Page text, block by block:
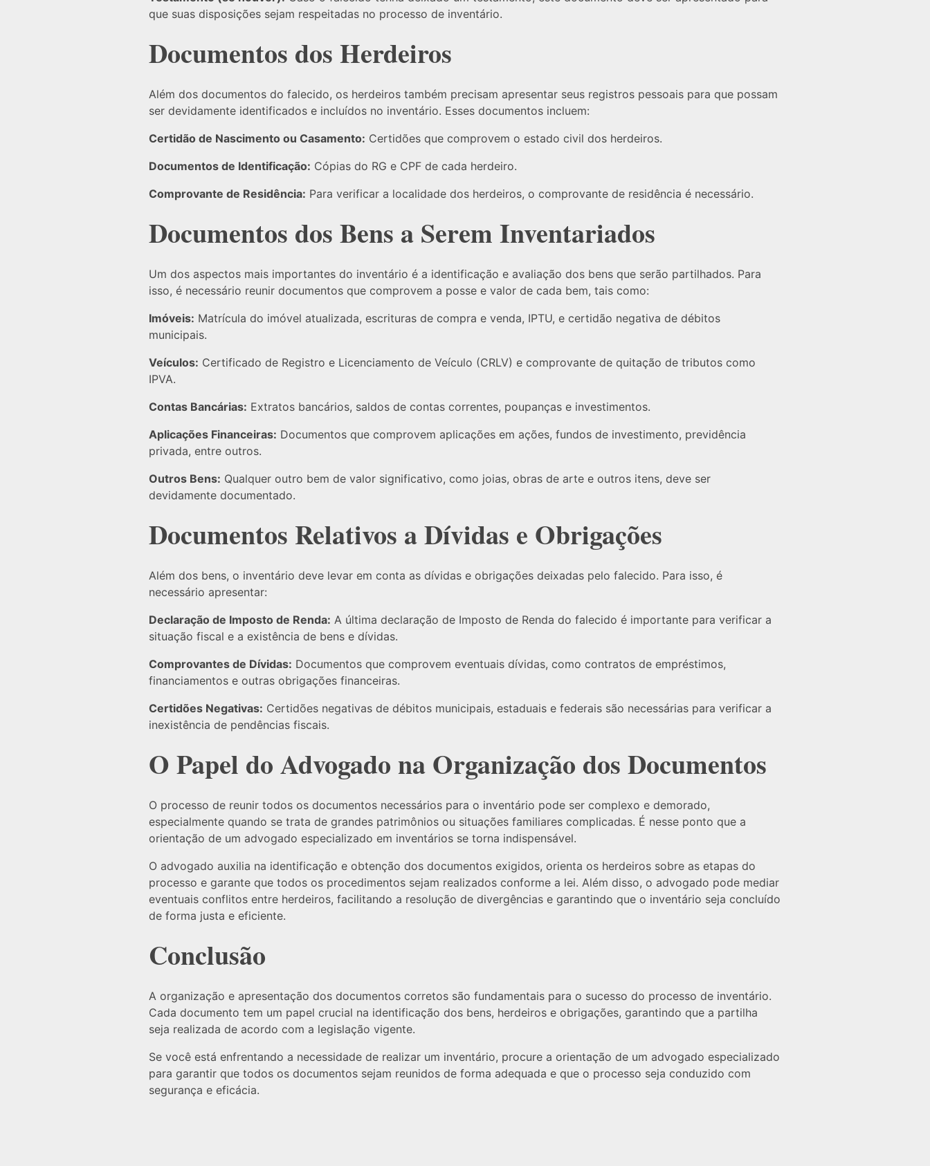
que suas disposições sejam respeitadas no processo de inventário.
Documentos dos Herdeiros
Além dos documentos do falecido, os herdeiros também precisam apresentar seus registros pessoais para que possam
ser devidamente identificados e incluídos no inventário. Esses documentos incluem:
Certidão de Nascimento ou Casamento: Certidões que comprovem o estado civil dos herdeiros.
Documentos de Identificação: Cópias do RG e CPF de cada herdeiro.
Comprovante de Residência: Para verificar a localidade dos herdeiros, o comprovante de residência é necessário.
Documentos dos Bens a Serem Inventariados
Um dos aspectos mais importantes do inventário é a identificação e avaliação dos bens que serão partilhados. Para
isso, é necessário reunir documentos que comprovem a posse e valor de cada bem, tais como:
Imóveis: Matrícula do imóvel atualizada, escrituras de compra e venda, IPTU, e certidão negativa de débitos
municipais.
Veículos: Certificado de Registro e Licenciamento de Veículo (CRLV) e comprovante de quitação de tributos como
IPVA.
Contas Bancárias: Extratos bancários, saldos de contas correntes, poupanças e investimentos.
Aplicações Financeiras: Documentos que comprovem aplicações em ações, fundos de investimento, previdência
privada, entre outros.
Outros Bens: Qualquer outro bem de valor significativo, como joias, obras de arte e outros itens, deve ser
devidamente documentado.
Documentos Relativos a Dívidas e Obrigações
Além dos bens, o inventário deve levar em conta as dívidas e obrigações deixadas pelo falecido. Para isso, é
necessário apresentar:
Declaração de Imposto de Renda: A última declaração de Imposto de Renda do falecido é importante para verificar a
situação fiscal e a existência de bens e dívidas.
Comprovantes de Dívidas: Documentos que comprovem eventuais dívidas, como contratos de empréstimos,
financiamentos e outras obrigações financeiras.
Certidões Negativas: Certidões negativas de débitos municipais, estaduais e federais são necessárias para verificar a
inexistência de pendências fiscais.
O Papel do Advogado na Organização dos Documentos
O processo de reunir todos os documentos necessários para o inventário pode ser complexo e demorado,
especialmente quando se trata de grandes patrimônios ou situações familiares complicadas. É nesse ponto que a
orientação de um advogado especializado em inventários se torna indispensável.
O advogado auxilia na identificação e obtenção dos documentos exigidos, orienta os herdeiros sobre as etapas do
processo e garante que todos os procedimentos sejam realizados conforme a lei. Além disso, o advogado pode mediar
eventuais conflitos entre herdeiros, facilitando a resolução de divergências e garantindo que o inventário seja concluído
de forma justa e eficiente.
Conclusão
A organização e apresentação dos documentos corretos são fundamentais para o sucesso do processo de inventário.
Cada documento tem um papel crucial na identificação dos bens, herdeiros e obrigações, garantindo que a partilha
seja realizada de acordo com a legislação vigente.
Se você está enfrentando a necessidade de realizar um inventário, procure a orientação de um advogado especializado
para garantir que todos os documentos sejam reunidos de forma adequada e que o processo seja conduzido com
segurança e eficácia.